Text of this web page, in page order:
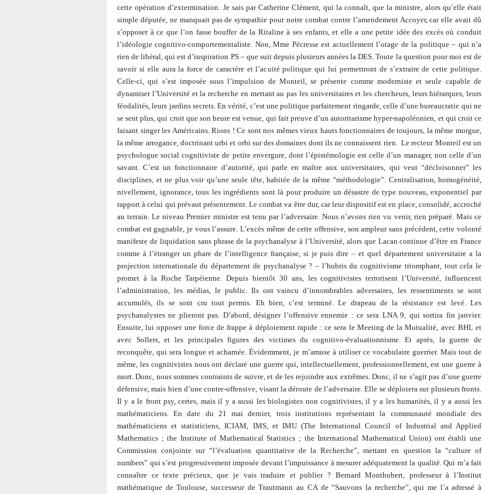
cette opération d’extermination. Je sais par Catherine Clément, qui la connaît, que la ministre, alors qu’elle était
simple députée, ne manquait pas de sympathie pour notre combat contre l’amendement Accoyer, car elle avait dû
s’opposer à ce que l’on fasse bouffer de la Ritaline à ses enfants, et elle a une petite idée des excès où conduit
l’idéologie cognitivo-comportementaliste. Non, Mme Pécresse est actuellement l’otage de la politique – qui n’a
rien de libéral, qui est d’inspiration PS – que suit depuis plusieurs années la DES. Toute la question pour moi est de
savoir si elle aura la force de caractère et l’acuité politique qui lui permettront de s’extraire de cette politique.
Celle-ci, qui s’est imposée sous l’impulsion de Monteil, se présente comme moderniste et seule capable de
dynamiser l’Université et la recherche en mettant au pas les universitaires et les chercheurs, leurs hiérarques, leurs
féodalités, leurs jardins secrets. En vérité, c’est une politique parfaitement ringarde, celle d’une bureaucratie qui ne
se sent plus, qui croit que son heure est venue, qui fait preuve d’un autoritarisme hyper-napoléonien, et qui croit ce
faisant singer les Américains. Rions ! Ce sont nos mêmes vieux hauts fonctionnaires de toujours, la même morgue,
la même arrogance, doctrinant urbi et orbi sur des domaines dont ils ne connaissent rien. Le recteur Monteil est un
psychologue social cognitiviste de petite envergure, dont l’épistémologie est celle d’un manager, non celle d’un
savant. C’est un fonctionnaire d’autorité, qui parle en maître aux universitaires, qui veut “décloisonner” les
disciplines, et ne plus voir qu’une seule tête, habitée de la même “méthodologie”. Centralisation, homogénéité,
nivellement, ignorance, tous les ingrédients sont là pour produire un désastre de type nouveau, exponentiel par
rapport à celui qui prévaut présentement. Le combat va être dur, car leur dispositif est en place, consolidé, accroché
au terrain. Le niveau Premier ministre est tenu par l’adversaire. Nous n’avons rien vu venir, rien préparé. Mais ce
combat est gagnable, je vous l’assure. L’excès même de cette offensive, son ampleur sans précédent, cette volonté
manifeste de liquidation sans phrase de la psychanalyse à l’Université, alors que Lacan continue d’être en France
comme à l’étranger un phare de l’intelligence française, si je puis dire – et quel département universitaire a la
projection internationale du département de psychanalyse ? – l’hubris du cognitivisme triomphant, tout cela le
promet à la Roche Tarpéienne. Depuis bientôt 30 ans, les cognitivistes terrorisent l’Université, influencent
l’administration, les médias, le public. Ils ont vaincu d’innombrables adversaires, les ressentiments se sont
accumulés, ils se sont cru tout permis. Eh bien, c’est terminé. Le drapeau de la résistance est levé. Les
psychanalystes ne plieront pas. D’abord, désigner l’offensive ennemie : ce sera LNA 9, qui sortira fin janvier.
Ensuite, lui opposer une force de frappe à déploiement rapide : ce sera le Meeting de la Mutualité, avec BHL et
avec Sollers, et les principales figures des victimes du cognitivo-évaluationnisme. Et après, la guerre de
reconquête, qui sera longue et acharnée. Évidemment, je m’amuse à utiliser ce vocabulaire guerrier. Mais tout de
même, les cognitivistes nous ont déclaré une guerre qui, intellectuellement, professionnellement, est une guerre à
mort. Donc, nous sommes contraints de suivre, et de les rejoindre aux extrêmes. Donc, il ne s’agit pas d’une guerre
défensive, mais bien d’une contre-offensive, visant la déroute de l’adversaire. Elle se déploiera sur plusieurs fronts.
Il y a le front psy, certes, mais il y a aussi les biologistes non cognitivistes, il y a les humanités, il y a aussi les
mathématiciens. En date du 21 mai dernier, trois institutions représentant la communauté mondiale des
mathématiciens et statisticiens, ICIAM, IMS, et IMU (The International Council of Industrial and Applied
Mathematics ; the Institute of Mathematical Statistics ; the International Mathematical Union) ont établi une
Commission conjointe sur “l’évaluation quantitative de la Recherche”, mettant en question la “culture of
numbers” qui s’est progressivement imposée devant l’impuissance à mesurer adéquatement la qualité. Qui m’a fait
connaître ce texte précieux, que je vais traduire et publier ? Bernard Monthubert, professeur à l’Institut
mathématique de Toulouse, successeur de Trautmann au CA de “Sauvons la recherche”, qui me l’a adressé à